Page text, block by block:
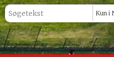
Kun i